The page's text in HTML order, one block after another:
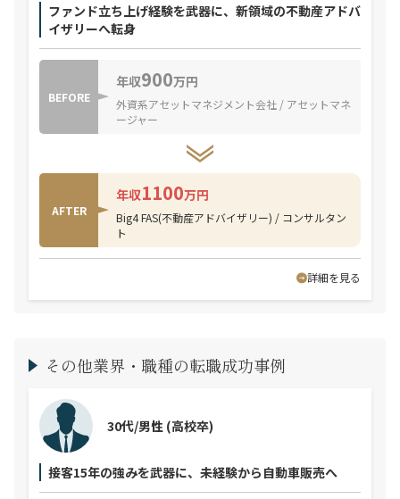
ファンド立ち上げ経験を武器に、新領域の不動産アドバ
イザリーへ転身
BEFORE
年収900万円
外資系アセットマネジメント会社 / アセットマネ
ージャー
AFTER
年収1100万円
Big4 FAS(不動産アドバイザリー) / コンサルタン
ト
詳細を見る
その他業界・職種の転職成功事例
接客15年の強みを武器に、未経験から自動車販売へ
30代/男性 (高校卒)